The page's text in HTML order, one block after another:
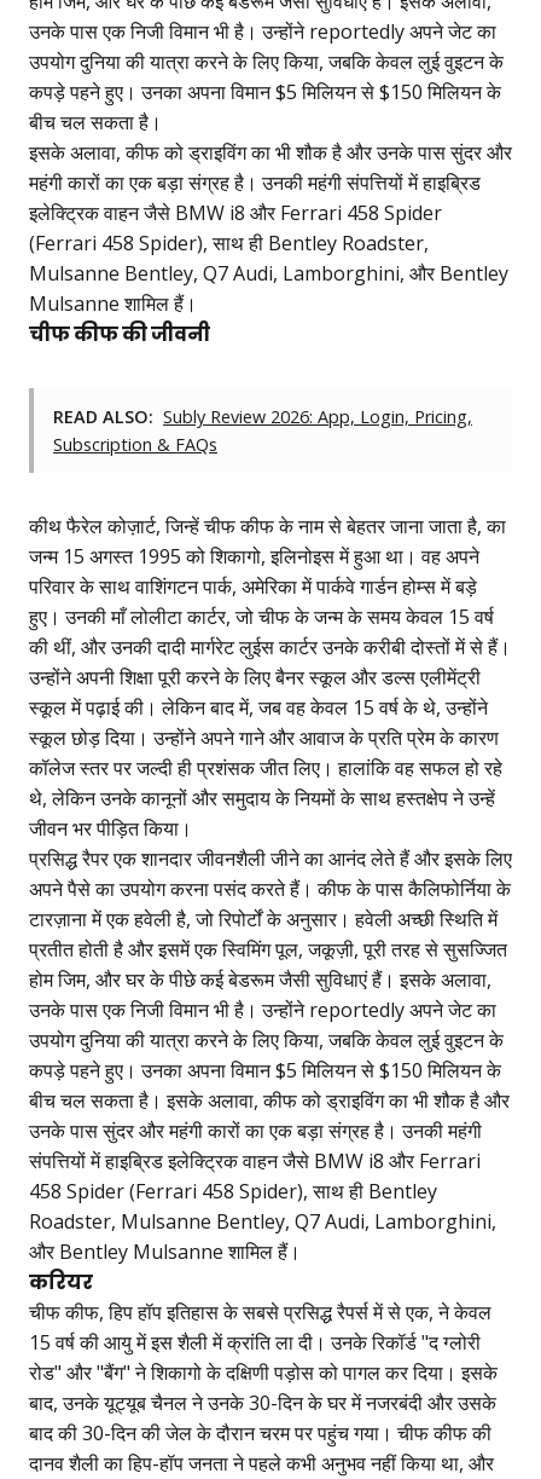
उनके पास एक निजी विमान भी है। उन्होंने reportedly अपने जेट का
उपयोग दुनिया की यात्रा करने के लिए किया, जबकि केवल लुई वुइटन के
कपड़े पहने हुए। उनका अपना विमान $5 मिलियन से $150 मिलियन के
बीच चल सकता है।
इसके अलावा, कीफ को ड्राइविंग का भी शौक है और उनके पास सुंदर और
महंगी कारों का एक बड़ा संग्रह है। उनकी महंगी संपत्तियों में हाइब्रिड
इलेक्ट्रिक वाहन जैसे BMW i8 और Ferrari 458 Spider
(Ferrari 458 Spider), साथ ही Bentley Roadster,
Mulsanne Bentley, Q7 Audi, Lamborghini, और Bentley
Mulsanne शामिल हैं।
चीफ कीफ की जीवनी
READ ALSO: Subly Review 2026: App, Login, Pricing,
Subscription & FAQs
कीथ फैरेल कोज़ार्ट, जिन्हें चीफ कीफ के नाम से बेहतर जाना जाता है, का
जन्म 15 अगस्त 1995 को शिकागो, इलिनोइस में हुआ था। वह अपने
परिवार के साथ वाशिंगटन पार्क, अमेरिका में पार्कवे गार्डन होम्स में बड़े
हुए। उनकी माँ लोलीटा कार्टर, जो चीफ के जन्म के समय केवल 15 वर्ष
की थीं, और उनकी दादी मार्गरेट लुईस कार्टर उनके करीबी दोस्तों में से हैं।
उन्होंने अपनी शिक्षा पूरी करने के लिए बैनर स्कूल और डल्स एलीमेंट्री
स्कूल में पढ़ाई की। लेकिन बाद में, जब वह केवल 15 वर्ष के थे, उन्होंने
स्कूल छोड़ दिया। उन्होंने अपने गाने और आवाज के प्रति प्रेम के कारण
कॉलेज स्तर पर जल्दी ही प्रशंसक जीत लिए। हालांकि वह सफल हो रहे
थे, लेकिन उनके कानूनों और समुदाय के नियमों के साथ हस्तक्षेप ने उन्हें
जीवन भर पीड़ित किया।
प्रसिद्ध रैपर एक शानदार जीवनशैली जीने का आनंद लेते हैं और इसके लिए
अपने पैसे का उपयोग करना पसंद करते हैं। कीफ के पास कैलिफोर्निया के
टारज़ाना में एक हवेली है, जो रिपोर्टों के अनुसार। हवेली अच्छी स्थिति में
प्रतीत होती है और इसमें एक स्विमिंग पूल, जकूज़ी, पूरी तरह से सुसज्जित
होम जिम, और घर के पीछे कई बेडरूम जैसी सुविधाएं हैं। इसके अलावा,
उनके पास एक निजी विमान भी है। उन्होंने reportedly अपने जेट का
उपयोग दुनिया की यात्रा करने के लिए किया, जबकि केवल लुई वुइटन के
कपड़े पहने हुए। उनका अपना विमान $5 मिलियन से $150 मिलियन के
बीच चल सकता है। इसके अलावा, कीफ को ड्राइविंग का भी शौक है और
उनके पास सुंदर और महंगी कारों का एक बड़ा संग्रह है। उनकी महंगी
संपत्तियों में हाइब्रिड इलेक्ट्रिक वाहन जैसे BMW i8 और Ferrari
458 Spider (Ferrari 458 Spider), साथ ही Bentley
Roadster, Mulsanne Bentley, Q7 Audi, Lamborghini,
और Bentley Mulsanne शामिल हैं।
करियर
चीफ कीफ, हिप हॉप इतिहास के सबसे प्रसिद्ध रैपर्स में से एक, ने केवल
15 वर्ष की आयु में इस शैली में क्रांति ला दी। उनके रिकॉर्ड "द ग्लोरी
रोड" और "बैंग" ने शिकागो के दक्षिणी पड़ोस को पागल कर दिया। इसके
बाद, उनके यूट्यूब चैनल ने उनके 30-दिन के घर में नजरबंदी और उसके
बाद की 30-दिन की जेल के दौरान चरम पर पहुंच गया। चीफ कीफ की
दानव शैली का हिप-हॉप जनता ने पहले कभी अनुभव नहीं किया था, और